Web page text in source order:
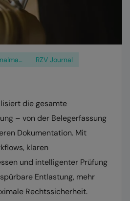
Personalmanagement RZV Journal
die gesamte
– von der Belegerfassung
Dokumentation. Mit
klaren
und intelligenter Prüfung
Entlastung, mehr
Rechtssicherheit.